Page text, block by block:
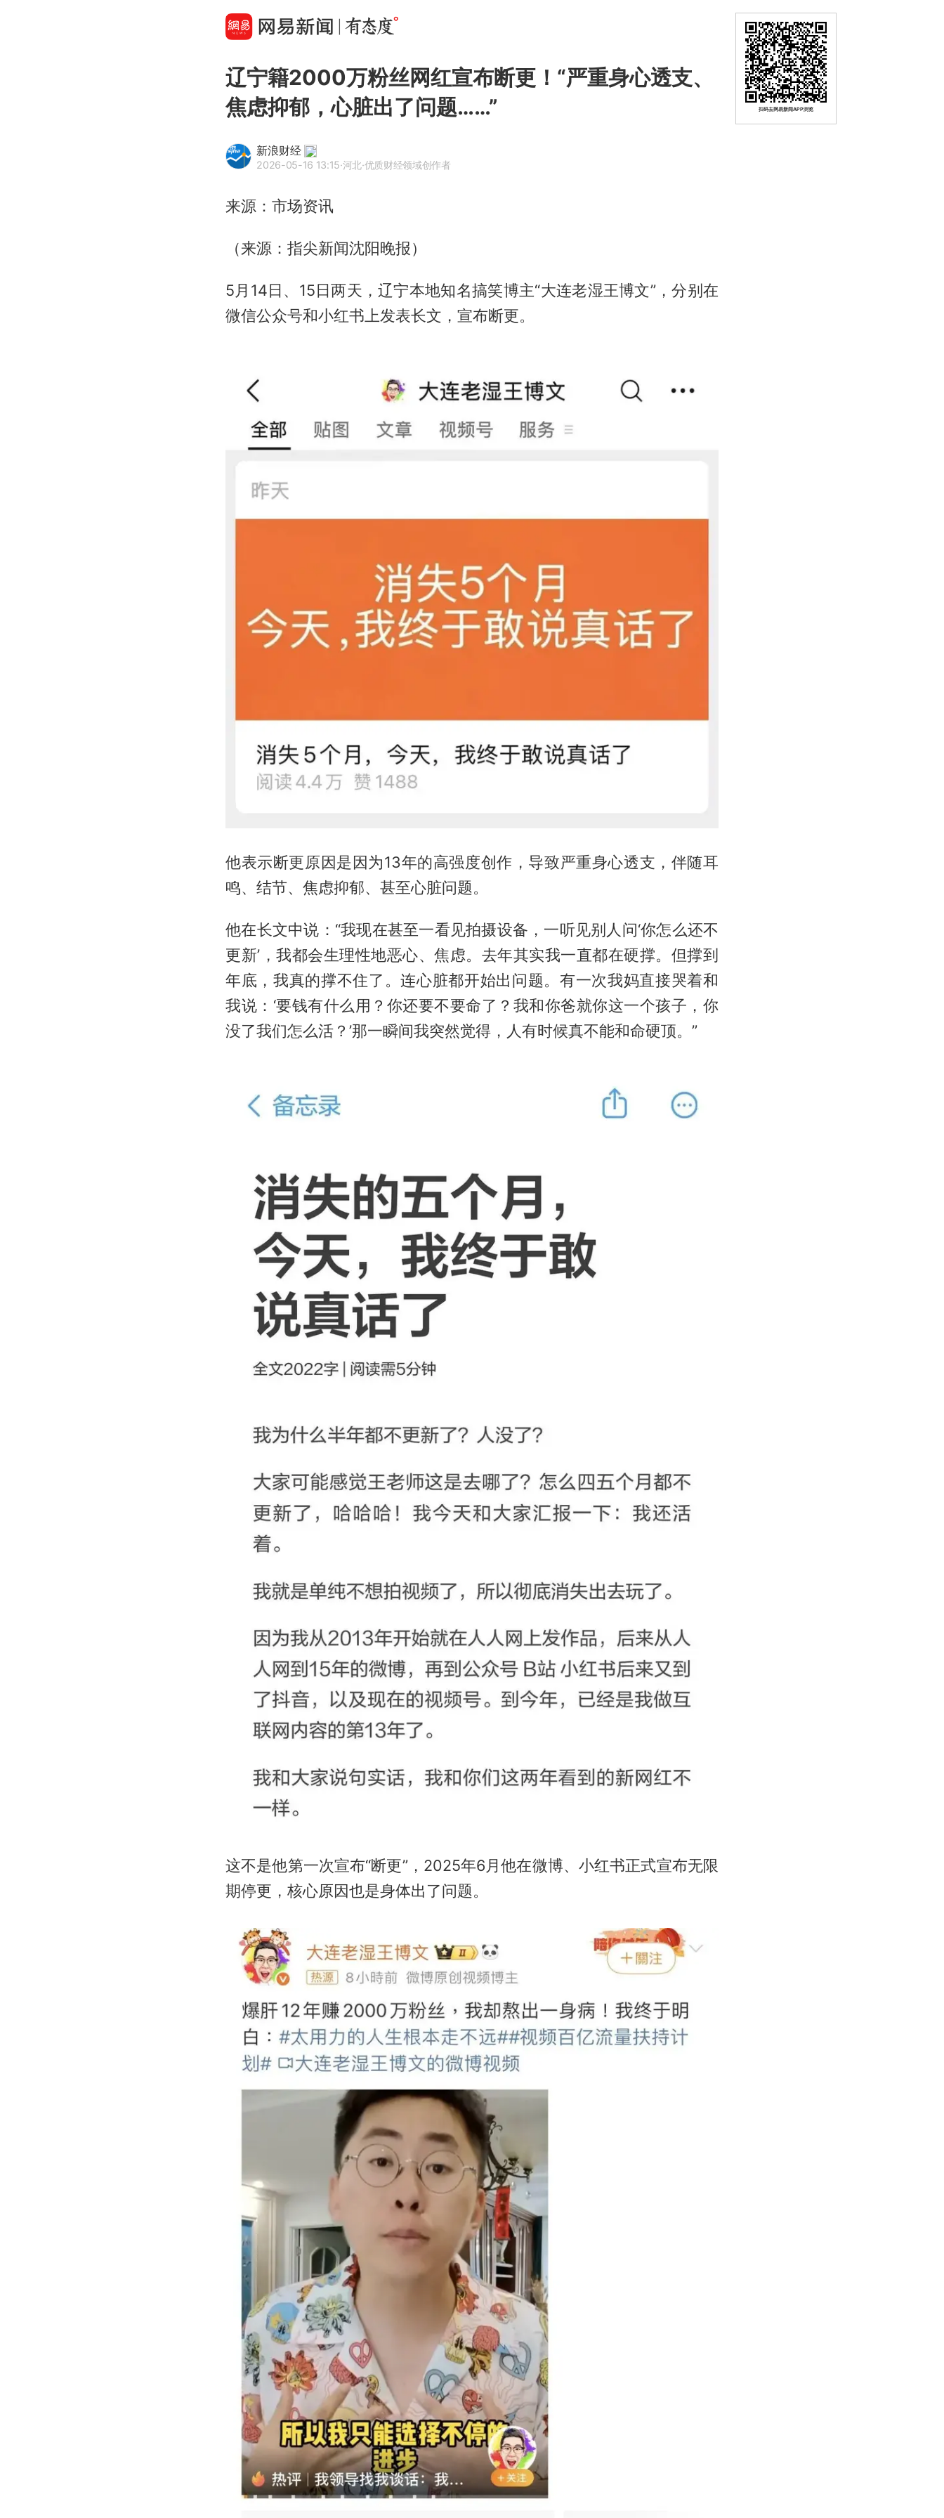
辽宁籍2000万粉丝网红宣布断更！“严重身心透支、
焦虑抑郁，心脏出了问题……”
新浪财经
2026-05-16 13:15·河北·优质财经领域创作者
来源：市场资讯
（来源：指尖新闻沈阳晚报）
5月14日、15日两天，辽宁本地知名搞笑博主“大连老湿王博文”，分别在
微信公众号和小红书上发表长文，宣布断更。
他表示断更原因是因为13年的高强度创作，导致严重身心透支，伴随耳
鸣、结节、焦虑抑郁、甚至心脏问题。
他在长文中说：“我现在甚至一看见拍摄设备，一听见别人问‘你怎么还不
更新’，我都会生理性地恶心、焦虑。去年其实我一直都在硬撑。但撑到
年底，我真的撑不住了。连心脏都开始出问题。有一次我妈直接哭着和
我说：‘要钱有什么用？你还要不要命了？我和你爸就你这一个孩子，你
没了我们怎么活？’那一瞬间我突然觉得，人有时候真不能和命硬顶。”
这不是他第一次宣布“断更”，2025年6月他在微博、小红书正式宣布无限
期停更，核心原因也是身体出了问题。
扫码去网易新闻APP浏览